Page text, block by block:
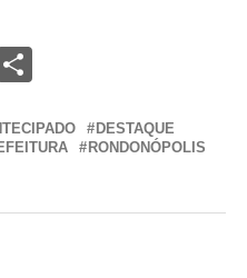
Share
DESTAQUE
RONDONÓPOLIS